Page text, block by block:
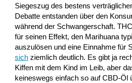
Siegeszug des bestens
Debatte entstanden über den
während der Schwangerschaft.
für seinen Effekt, den Marihuana
auszulösen und eine Einnahme für
sich ziemlich deutlich. Es gibt ja
Kiffen mit dem Kind im Leib, aber
keineswegs einfach so auf CBD-Öl